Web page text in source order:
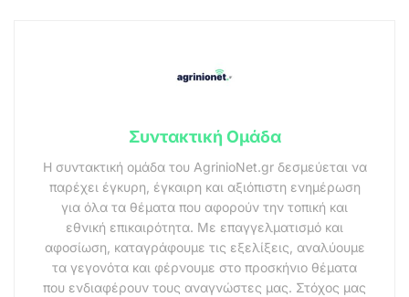
Συντακτική Ομάδα
Η συντακτική ομάδα του AgrinioNet.gr δεσμεύεται να
παρέχει έγκυρη, έγκαιρη και αξιόπιστη ενημέρωση
για όλα τα θέματα που αφορούν την τοπική και
εθνική επικαιρότητα. Με επαγγελματισμό και
αφοσίωση, καταγράφουμε τις εξελίξεις, αναλύουμε
τα γεγονότα και φέρνουμε στο προσκήνιο θέματα
που ενδιαφέρουν τους αναγνώστες μας. Στόχος μας